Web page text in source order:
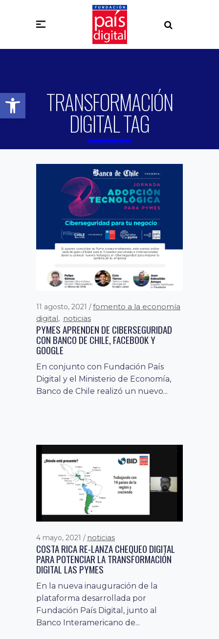
Abrir barra de herramientas
TRANSFORMACIÓN
DIGITAL TAG
11 agosto, 2021
fomento a la economía
digital, noticias
PYMES APRENDEN DE CIBERSEGURIDAD
CON BANCO DE CHILE, FACEBOOK Y
GOOGLE
En conjunto con Fundación País
Digital y el Ministerio de Economía,
Banco de Chile realizó un nuevo...
4 mayo, 2021 noticias
COSTA RICA RE-LANZA CHEQUEO DIGITAL
PARA POTENCIAR LA TRANSFORMACIÓN
DIGITAL LAS PYMES
En la nueva inauguración de la
plataforma desarrollada por
Fundación País Digital, junto al
Banco Interamericano de...
13 marzo, 2020 fundación país digital
noticias
EXPERTOS ANALIZARON LOS DESAFÍOS
DEL OPEN BANKING EN CHILE
Evento de EY y Fundación País
Digital La necesidad de buscar una
regulación acorde a nuestro país...
12 marzo, 2020 noticias
PAÍS DIGITAL PARTICIPÓ EN SEMINARIO DE
TRANSFORMACIÓN DIGITAL DE
ANTOFAGASTA MINERAL
El pasado martes 10 de marzo, el
Presidente de la Fundación País
Digital, Pelayo Covarrubias, participó